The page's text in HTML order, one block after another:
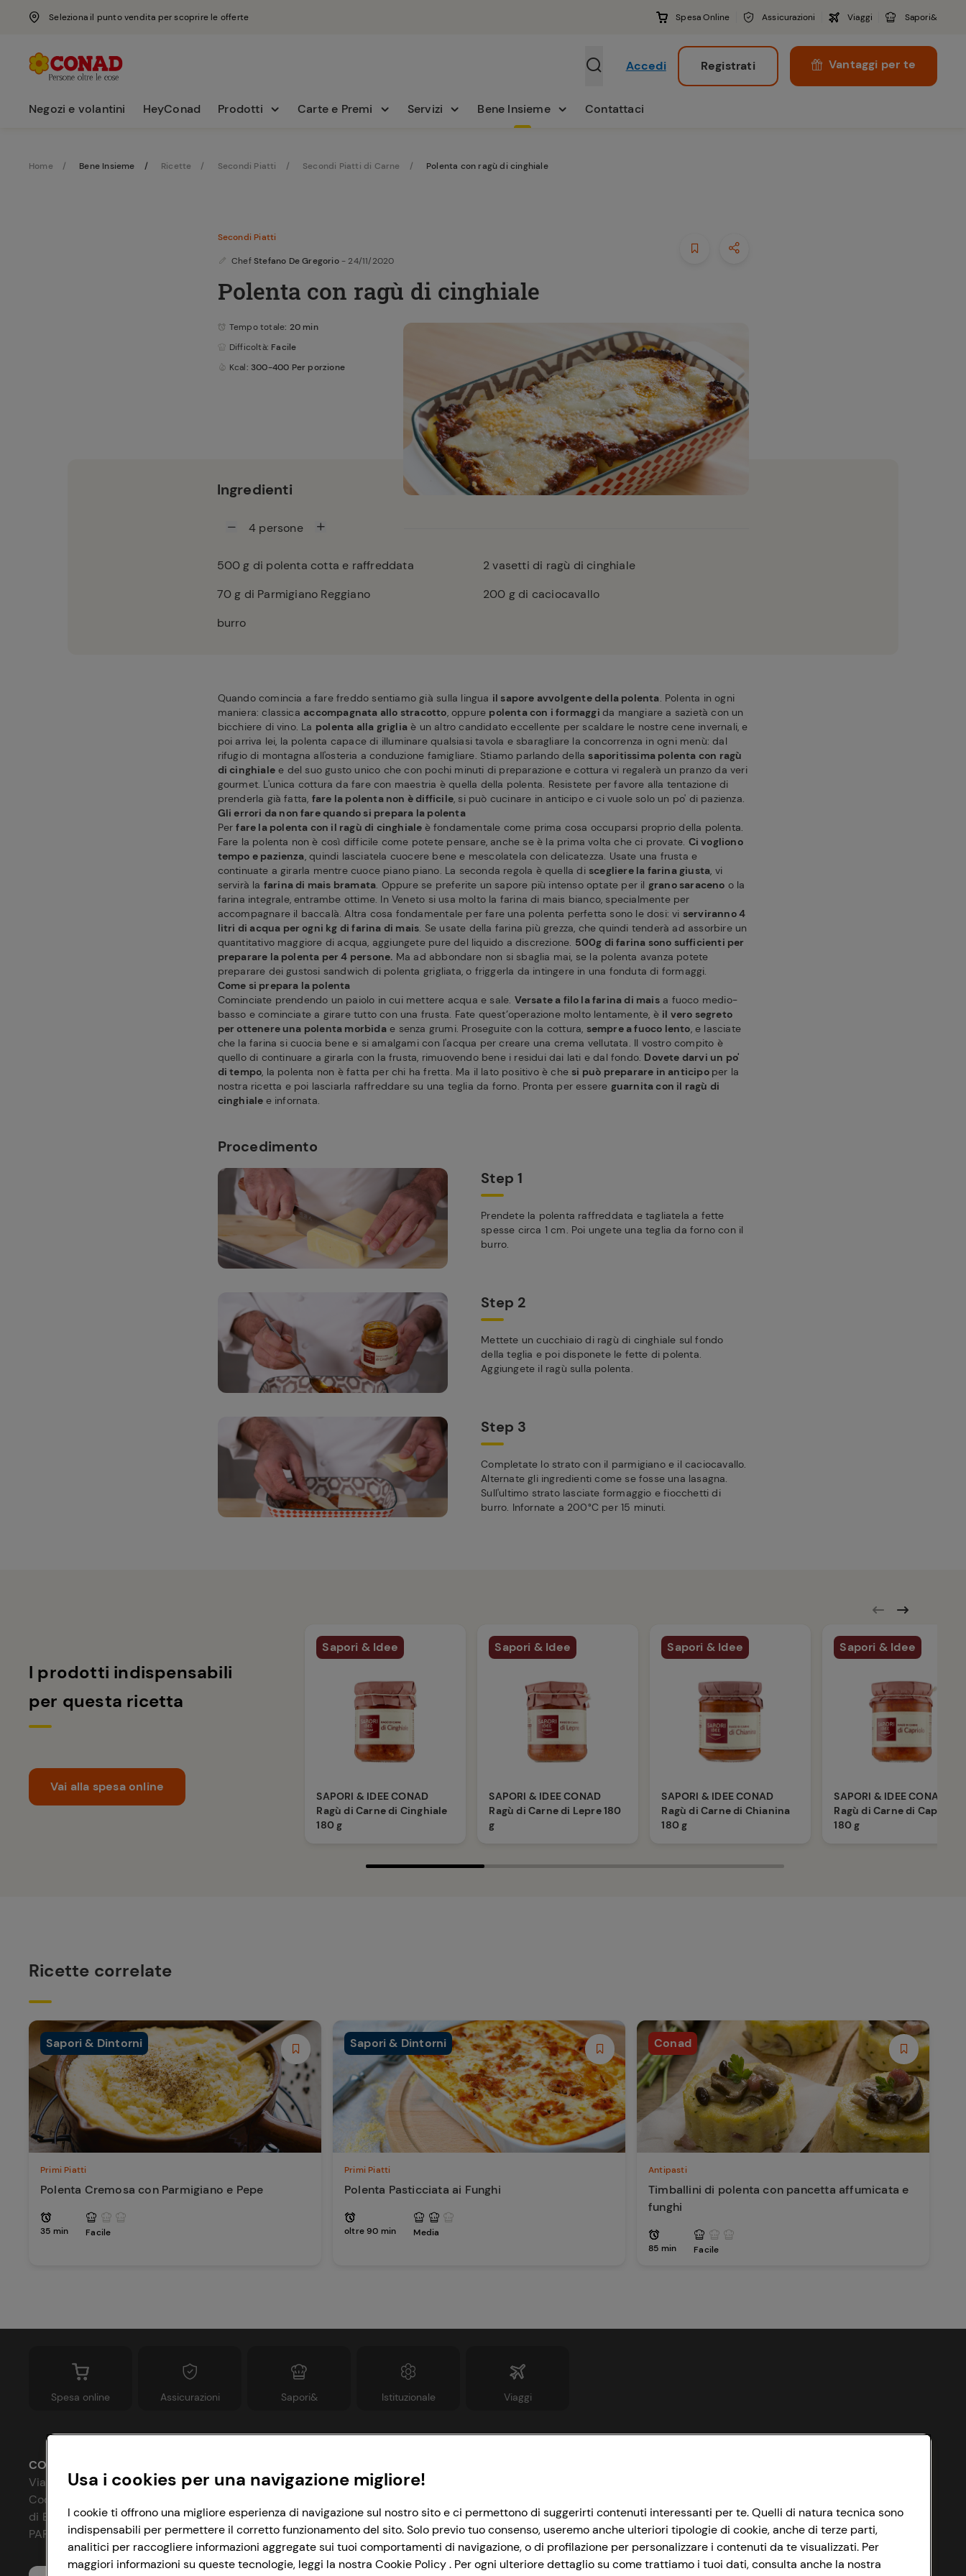
Seleziona il punto vendita per scoprire le offerte Spesa Online Assicurazioni Viaggi Sapori&
Accedi Registrati Vantaggi per te
Negozi e volantini HeyConad Prodotti Carte e Premi Servizi Bene Insieme Contattaci
Home Bene Insieme Ricette Secondi Piatti Secondi Piatti di Carne Polenta con ragù di cinghiale
Secondi Piatti
Chef Stefano De Gregorio - 24/11/2020
Polenta con ragù di cinghiale
Tempo totale: 20 min
Difficoltà: Facile
Kcal: 300-400 Per porzione
Ingredienti
4 persone
500g di polenta cotta e raffreddata 2vasetti di ragù di cinghiale
70g di Parmigiano Reggiano 200 g di caciocavallo
burro
Quando comincia a fare freddo sentiamo già sulla lingua il sapore avvolgente della polenta. Polenta in ogni
maniera: classicaaccompagnata allo stracotto, oppure polenta con i formaggi da mangiare a sazietà con un
bicchiere di vino. La polenta alla grigliaè un altro candidato eccellente per scaldare le nostre cene invernali, e
poi arriva lei, la polenta capace di illuminare qualsiasi tavola e sbaragliare la concorrenza in ogni menù: dal
rifugio di montagna all'osteria a conduzione famigliare. Stiamo parlando della saporitissima polenta con ragù
di cinghialee del suo gusto unico che con pochi minuti di preparazione e cottura vi regalerà un pranzo da veri
gourmet. L'unica cottura da fare con maestria è quella della polenta. Resistete per favore alla tentazione di
prenderla già fatta, fare la polenta non è difficile, si può cucinare in anticipo e ci vuole solo un po' di pazienza.
Gli errori da non fare quando si prepara la polenta
Perfare la polenta con il ragù di cinghiale è fondamentale come prima cosa occuparsi proprio della polenta.
Fare la polenta non è così difficile come potete pensare, anche se è la prima volta che ci provate. Ci vogliono
tempo e pazienza, quindi lasciatela cuocere bene e mescolatela con delicatezza. Usate una frusta e
continuate a girarla mentre cuoce piano piano. La seconda regola è quella di scegliere la farina giusta, vi
servirà la farina di mais bramata. Oppure se preferite un sapore più intenso optate per il grano saraceno o la
farina integrale, entrambe ottime. In Veneto si usa molto la farina di mais bianco, specialmente per
accompagnare il baccalà. Altra cosa fondamentale per fare una polenta perfetta sono le dosi: vi serviranno 4
litri di acqua per ogni kg di farina di mais. Se usate della farina più grezza, che quindi tenderà ad assorbire un
quantitativo maggiore di acqua, aggiungete pure del liquido a discrezione. 500g di farina sono sufficienti per
preparare la polenta per 4 persone. Ma ad abbondare non si sbaglia mai, se la polenta avanza potete
preparare dei gustosi sandwich di polenta grigliata, o friggerla da intingere in una fonduta di formaggi.
Come si prepara la polenta
Cominciate prendendo un paiolo in cui mettere acqua e sale. Versate a filo la farina di maisa fuoco medio-
basso e cominciate a girare tutto con una frusta. Fate quest’operazione molto lentamente, è il vero segreto
per ottenere una polenta morbidae senza grumi. Proseguite con la cottura, sempre a fuoco lento, e lasciate
che la farina si cuocia bene e si amalgami con l'acqua per creare una crema vellutata. Il vostro compito è
quello di continuare a girarla con la frusta, rimuovendo bene i residui dai lati e dal fondo. Dovete darvi un po'
di tempo, la polenta non è fatta per chi ha fretta. Ma il lato positivo è che si può preparare in anticipo per la
nostra ricetta e poi lasciarla raffreddare su una teglia da forno. Pronta per essere guarnita con il ragù di
cinghiale e infornata.
Procedimento
Step 1
Prendete la polenta raffreddata e tagliatela a fette
spesse circa 1 cm. Poi ungete una teglia da forno con il
burro.
Step 2
Mettete un cucchiaio di ragù di cinghiale sul fondo
della teglia e poi disponete le fette di polenta.
Aggiungete il ragù sulla polenta.
Step 3
Completate lo strato con il parmigiano e il caciocavallo.
Alternate gli ingredienti come se fosse una lasagna.
Sull'ultimo strato lasciate formaggio e fiocchetti di
burro. Infornate a 200°C per 15 minuti.
I prodotti indispensabili
per questa ricetta
Vai alla spesa online
Sapori & Idee
SAPORI & IDEE CONAD
Ragù di Carne di Cinghiale
180 g
Sapori & Idee
SAPORI & IDEE CONAD
Ragù di Carne di Lepre 180
g
Sapori & Idee
SAPORI & IDEE CONAD
Ragù di Carne di Chianina
180 g
Sapori & Idee
SAPORI & IDEE CONAD
Ragù di Carne di Capriolo
180 g
Ricette correlate
Sapori & Dintorni
Primi Piatti
Polenta Cremosa con Parmigiano e Pepe
35 min Facile
Sapori & Dintorni
Primi Piatti
Polenta Pasticciata ai Funghi
oltre 90 min Media
Conad
Antipasti
Timballini di polenta con pancetta affumicata e
funghi
85 min Facile
Spesa online Assicurazioni Sapori& Istituzionale Viaggi
Cookie Policy
Impostazioni Cookie
Le cooperative
News & Approfondimenti
CONAD SOCIETÀ COOPERATIVA
Via Michelino, 59 | 40127 BOLOGNA
Codice Fiscale e Registro Imprese
di Bologna 00865960157
PARTITA IVA 03320960374
Usa i cookies per una navigazione migliore!
I cookie ti offrono una migliore esperienza di navigazione sul nostro sito e ci permettono di suggerirti contenuti interessanti per te. Quelli di natura tecnica sono
indispensabili per permettere il corretto funzionamento del sito. Solo previo tuo consenso, useremo anche ulteriori tipologie di cookie, anche di terze parti,
analitici per raccogliere informazioni aggregate sui tuoi comportamenti di navigazione, o di profilazione per personalizzare i contenuti da te visualizzati. Per
maggiori informazioni su queste tecnologie, leggi la nostra Cookie Policy . Per ogni ulteriore dettaglio su come trattiamo i tuoi dati, consulta anche la nostra